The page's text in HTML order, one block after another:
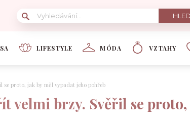
LIFESTYLE MÓDA VZTAHY
se proto, jak by měl vypadat jeho pohřeb
velmi brzy. Svěřil se